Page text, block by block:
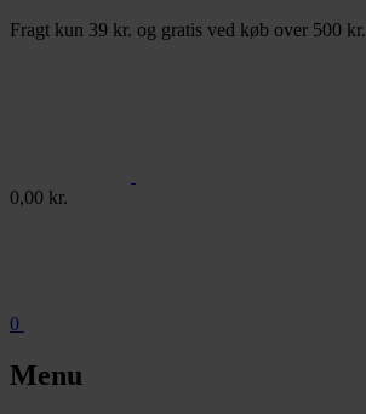
Fragt kun 39 kr. og gratis ved køb over 500 kr.
0,00 kr.
0
Menu